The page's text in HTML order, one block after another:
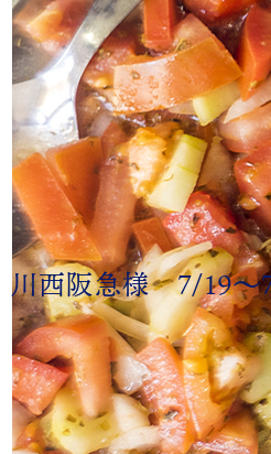
川西阪急様 7/19